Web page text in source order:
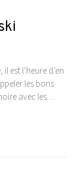
est l’heure d’en
les bons
avec les…